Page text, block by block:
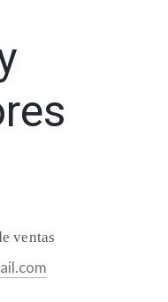
ventas